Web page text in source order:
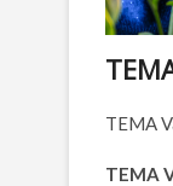
TEMA
TEMA